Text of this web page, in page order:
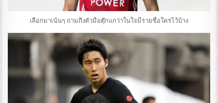
เลือกมาเน้นๆ ถามถึงตัวมือตุ๊กแกว่าในใจมีรายชื่อใครไว้บ้าง